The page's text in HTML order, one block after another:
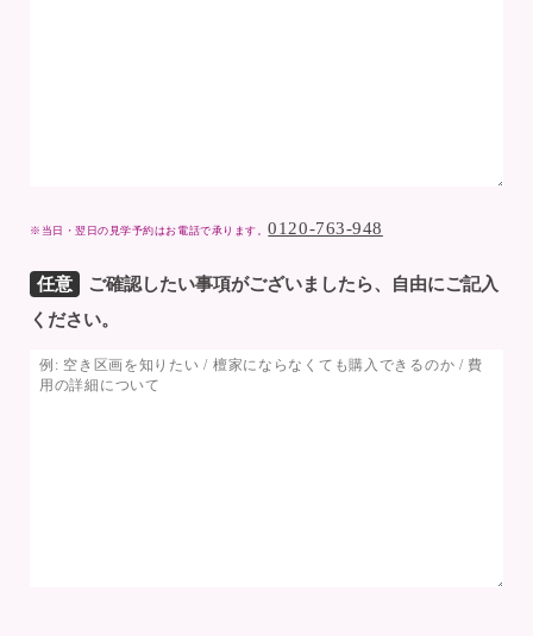
※当日・翌日の見学予約はお電話で承ります。0120-763-948
任意
ご確認したい事項がございましたら、自由にご記入
ください。